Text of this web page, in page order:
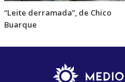
“Leite derramada”, de Chico
Buarque